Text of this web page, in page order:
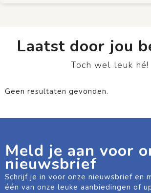
Laatst door jou
Toch wel leuk hé!
Geen resultaten gevonden.
Meld je aan voor
nieuwsbrief
Schrijf je in voor onze nieuwsbrief en
één van onze leuke aanbiedingen of